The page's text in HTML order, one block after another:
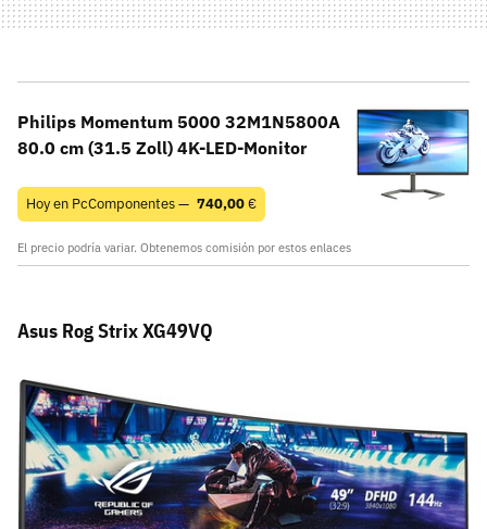
Philips Momentum 5000 32M1N5800A
80.0 cm (31.5 Zoll) 4K-LED-Monitor
Hoy en PcComponentes — 740,00€
El precio podría variar. Obtenemos comisión por estos enlaces
Asus Rog Strix XG49VQ